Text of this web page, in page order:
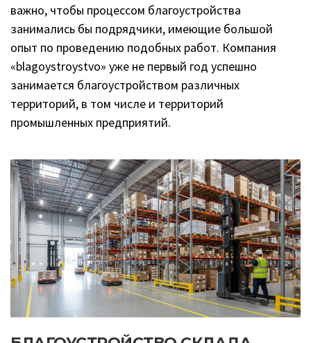
важно, чтобы процессом благоустройства
занимались бы подрядчики, имеющие большой
опыт по проведению подобных работ. Компания
«blagoystroystvo» уже не первый год успешно
занимается благоустройством различных
территорий, в том числе и территорий
промышленных предприятий.